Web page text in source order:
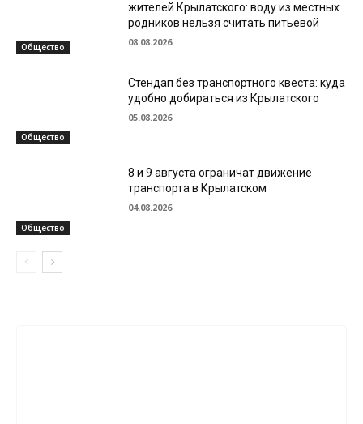
Общество
жителей Крылатского: воду из местных
родников нельзя считать питьевой
08.08.2026
Общество
Стендап без транспортного квеста: куда
удобно добираться из Крылатского
05.08.2026
Общество
8 и 9 августа ограничат движение
транспорта в Крылатском
04.08.2026